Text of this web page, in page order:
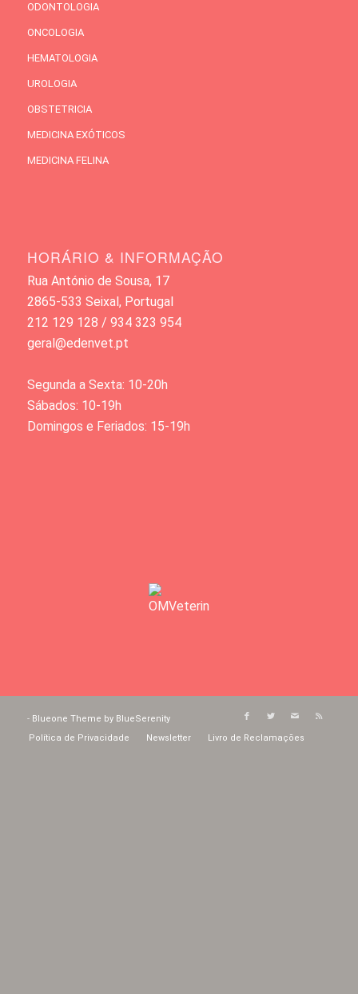
ODONTOLOGIA
ONCOLOGIA
HEMATOLOGIA
UROLOGIA
OBSTETRICIA
MEDICINA EXÓTICOS
MEDICINA FELINA
HORÁRIO & INFORMAÇÃO
Rua António de Sousa, 17
2865-533 Seixal, Portugal
212 129 128 / 934 323 954
geral@edenvet.pt
Segunda a Sexta: 10-20h
Sábados: 10-19h
Domingos e Feriados: 15-19h
- Blueone Theme by BlueSerenity
Política de Privacidade
Newsletter Livro de Reclamações